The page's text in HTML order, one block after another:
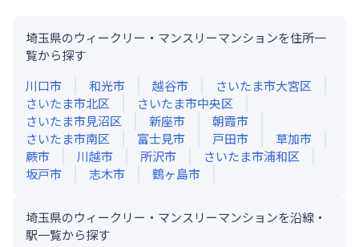
埼玉県のウィークリー・マンスリーマンションを住所一
覧から探す
川口市
和光市 越谷市
さいたま市大宮区
さいたま市北区
さいたま市中央区
さいたま市見沼区
新座市
朝霞市
さいたま市南区
富士見市 戸田市
草加市
蕨市
川越市 所沢市
さいたま市浦和区
坂戸市
志木市 鶴ヶ島市
埼玉県のウィークリー・マンスリーマンションを沿線・
駅一覧から探す